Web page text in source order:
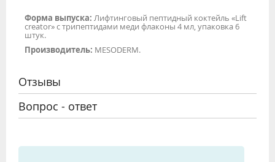
Форма выпуска: Лифтинговый пептидный коктейль «Lift
creator» с трипептидами меди флаконы 4 мл, упаковка 6
штук.
Производитель: MESODERM.
Отзывы
Вопрос - ответ